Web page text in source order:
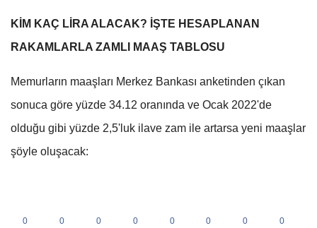
KİM KAÇ LİRA ALACAK? İŞTE HESAPLANAN
RAKAMLARLA ZAMLI MAAŞ TABLOSU
Memurların maaşları Merkez Bankası anketinden çıkan
sonuca göre yüzde 34.12 oranında ve Ocak 2022'de
olduğu gibi yüzde 2,5'luk ilave zam ile artarsa yeni maaşlar
şöyle oluşacak: